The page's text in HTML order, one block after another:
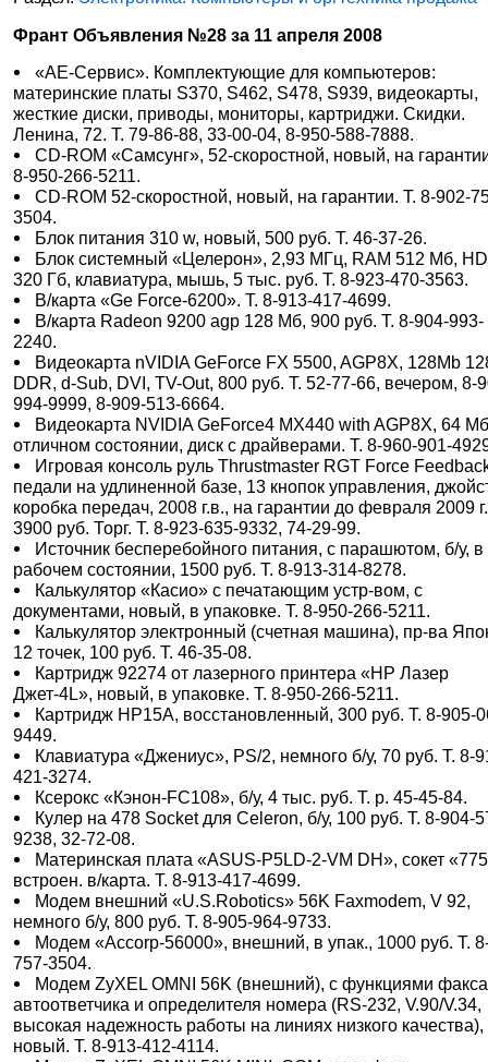
Франт Объявления №28 за 11 апреля 2008
«АЕ-Сервис». Комплектующие для компьютеров:
материнские платы S370, S462, S478, S939, видеокарты,
жесткие диски, приводы, мониторы, картриджи. Скидки.
Ленина, 72. Т. 79-86-88, 33-00-04, 8-950-588-7888.
CD-ROM «Самсунг», 52-скоростной, новый, на
8-950-266-5211.
CD-ROM 52-скоростной, новый, на гарантии. Т. 8-902-
3504.
Блок питания 310 w, новый, 500 руб. Т. 46-37-26.
Блок системный «Целерон», 2,93 МГц, RАМ 512 Мб,
320 Гб, клавиатура, мышь, 5 тыс. руб. Т. 8-923-470-3563.
В/карта «Ge Force-6200». Т. 8-913-417-4699.
В/карта Radeon 9200 agp 128 Мб, 900 руб. Т. 8-904-993-
2240.
Видеокарта nVIDIA GeForce FX 5500, AGP8X, 128Mb
DDR, d-Sub, DVI, TV-Out, 800 руб. Т. 52-77-66, вечером, 8-
994-9999, 8-909-513-6664.
Видеокарта NVIDIA GeForce4 MX440 with AGP8X, 64
отличном состоянии, диск с драйверами. Т. 8-960-901-
Игровая консоль руль Thrustmaster RGT Force
педали на удлиненной базе, 13 кнопок управления,
коробка передач, 2008 г.в., на гарантии до февраля 2009
3900 руб. Торг. Т. 8-923-635-9332, 74-29-99.
Источник бесперебойного питания, с парашютом, б/у, в
рабочем состоянии, 1500 руб. Т. 8-913-314-8278.
Калькулятор «Касио» с печатающим устр-вом, с
документами, новый, в упаковке. Т. 8-950-266-5211.
Калькулятор электронный (счетная машина), пр-ва
12 точек, 100 руб. Т. 46-35-08.
Картридж 92274 от лазерного принтера «HP Лазер
Джет-4L», новый, в упаковке. Т. 8-950-266-5211.
Картридж HP15A, восстановленный, 300 руб. Т. 8-905-
9449.
Клавиатура «Джениус», PS/2, немного б/у, 70 руб. Т. 8-
421-3274.
Ксерокс «Кэнон-FC108», б/у, 4 тыс. руб. Т. р. 45-45-84.
Кулер на 478 Socket для Celeron, б/у, 100 руб. Т. 8-904-
9238, 32-72-08.
Материнская плата «ASUS-P5LD-2-VM DH», сокет
встроен. в/карта. Т. 8-913-417-4699.
Модем внешний «U.S.Robotics» 56K Faxmodem, V 92,
немного б/у, 800 руб. Т. 8-905-964-9733.
Модем «Accorp-56000», внешний, в упак., 1000 руб. Т.
757-3504.
Модем ZyXEL OMNI 56K (внешний), с функциями
автоответчика и определителя номера (RS-232, V.90/V.34,
высокая надежность работы на линиях низкого качества),
новый. Т. 8-913-412-4114.